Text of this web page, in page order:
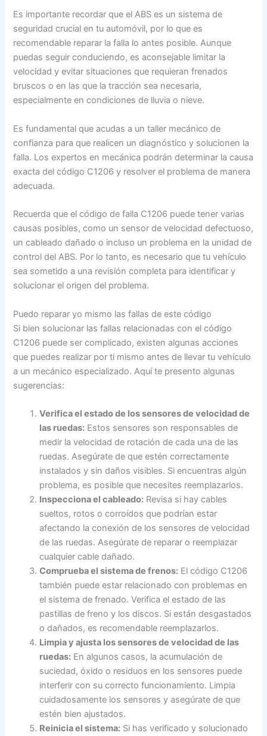
Es importante recordar que el ABS es un sistema de
seguridad crucial en tu automóvil, por lo que es
recomendable reparar la falla lo antes posible. Aunque
puedas seguir conduciendo, es aconsejable limitar la
velocidad y evitar situaciones que requieran frenados
bruscos o en las que la tracción sea necesaria,
especialmente en condiciones de lluvia o nieve.
Es fundamental que acudas a un taller mecánico de
confianza para que realicen un diagnóstico y solucionen la
falla. Los expertos en mecánica podrán determinar la causa
exacta del código C1206 y resolver el problema de manera
adecuada.
Recuerda que el código de falla C1206 puede tener varias
causas posibles, como un sensor de velocidad defectuoso,
un cableado dañado o incluso un problema en la unidad de
control del ABS. Por lo tanto, es necesario que tu vehículo
sea sometido a una revisión completa para identificar y
solucionar el origen del problema.
Puedo reparar yo mismo las fallas de este código
Si bien solucionar las fallas relacionadas con el código
C1206 puede ser complicado, existen algunas acciones
que puedes realizar por ti mismo antes de llevar tu vehículo
a un mecánico especializado. Aquí te presento algunas
sugerencias:
Verifica el estado de los sensores de velocidad de
las ruedas: Estos sensores son responsables de
medir la velocidad de rotación de cada una de las
ruedas. Asegúrate de que estén correctamente
instalados y sin daños visibles. Si encuentras algún
problema, es posible que necesites reemplazarlos.
Inspecciona el cableado: Revisa si hay cables
sueltos, rotos o corroídos que podrían estar
afectando la conexión de los sensores de velocidad
de las ruedas. Asegúrate de reparar o reemplazar
cualquier cable dañado.
Comprueba el sistema de frenos: El código C1206
también puede estar relacionado con problemas en
el sistema de frenado. Verifica el estado de las
pastillas de freno y los discos. Si están desgastados
o dañados, es recomendable reemplazarlos.
Limpia y ajusta los sensores de velocidad de las
ruedas: En algunos casos, la acumulación de
suciedad, óxido o residuos en los sensores puede
interferir con su correcto funcionamiento. Limpia
cuidadosamente los sensores y asegúrate de que
estén bien ajustados.
Reinicia el sistema: Si has verificado y solucionado